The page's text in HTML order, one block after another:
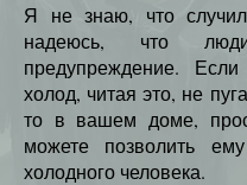
Я не знаю, что
надеюсь, что
предупреждение.
холод, читая это, не
то в вашем доме,
можете позволить
холодного человека.